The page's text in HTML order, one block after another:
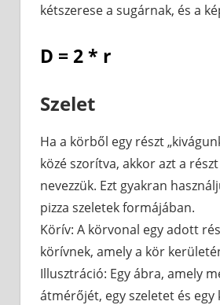
kétszerese a sugárnak, és a
D = 2 * r
Szelet
Ha a körből egy részt
közé szorítva, akkor azt a
nevezzük. Ezt gyakran
pizza szeletek formájában.
Körív: A körvonal egy adott
körívnek, amely a kör
Illusztráció: Egy ábra, amely
átmérőjét, egy szeletet és egy